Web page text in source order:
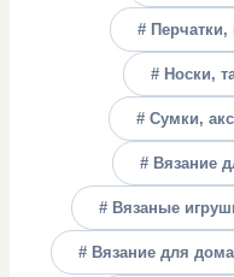
#
# Носки,
# Сумки,
# Вязание
# Вязаные
# Вязание для